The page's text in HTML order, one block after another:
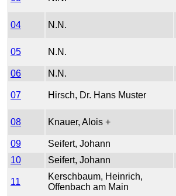
04 N.N.
05 N.N.
06 N.N.
07 Hirsch, Dr. Hans Muster
08 Knauer, Alois +
09 Seifert, Johann
10
Seifert, Johann
11
Kerschbaum, Heinrich,
Offenbach am Main